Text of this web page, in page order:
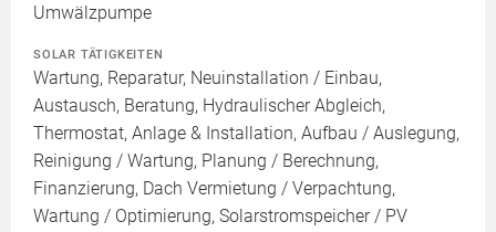
Umwälzpumpe
SOLAR TÄTIGKEITEN
Wartung, Reparatur, Neuinstallation / Einbau,
Austausch, Beratung, Hydraulischer Abgleich,
Thermostat, Anlage & Installation, Aufbau / Auslegung,
Reinigung / Wartung, Planung / Berechnung,
Finanzierung, Dach Vermietung / Verpachtung,
Wartung / Optimierung, Solarstromspeicher / PV